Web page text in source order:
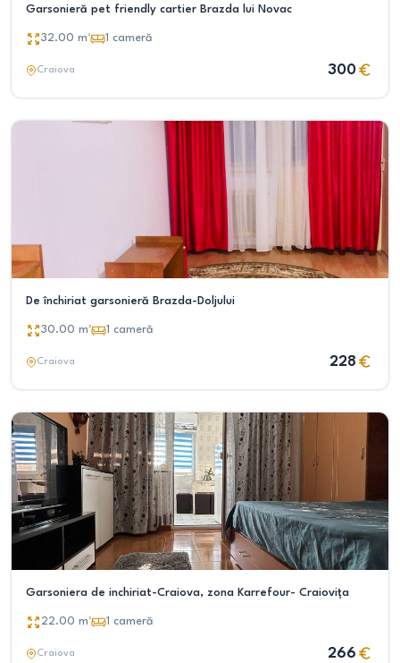
Garsonieră pet friendly cartier Brazda lui Novac
32.00 m² 1 cameră
Craiova 300
De închiriat garsonieră Brazda-Doljului
30.00 m² 1 cameră
Craiova 228
Garsoniera de inchiriat-Craiova, zona Karrefour- Craiovița
22.00 m² 1 cameră
Craiova 266